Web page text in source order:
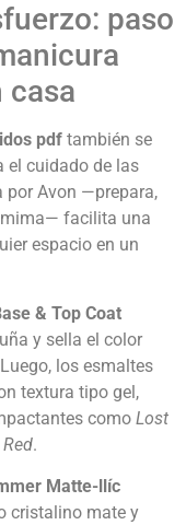
paso
casa
pdf también se
el cuidado de las
por Avon —prepara,
mima— facilita una
espacio en un
& Top Coat
y sella el color
los esmaltes
textura tipo gel,
como Lost
.
Matte-llíc
cristalino mate y